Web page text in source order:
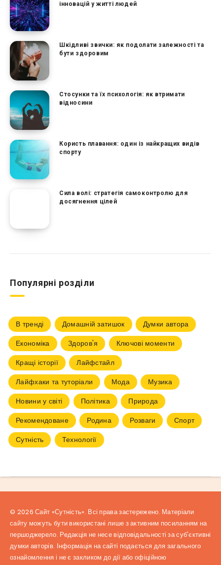
інновацій у житті людей
Шкідливі звички: як подолати залежності та
бути здоровим
Стосунки та їх психологія: як втримати
відносини
Користь плавання: один із найкращих видів
спорту
Сила волі: стратегія самоконтролю для
досягнення цілей
Популярні розділи
В тренді Домашній затишок
Думки автора
Економіка
Здоров'я
Ключові моменти
Кращі історії
Лайфстайл
Лайфхаки та туторіали
Мода
Музика
Новини у світі
Політика
Природа
Рекомендоване
Родина Розваги
Спорт
Сутність
Технології
© 2026 Сайт «Сутність». Всі права застережено. Матеріали
сайту можуть бути використані лише з активним посиланням на
першоджерело. Редакція не несе відповідальності за суб'єктивні
думки авторів. Інформація на сайті подається для загального
ознайомлення і не є закликом до дії або офіційною